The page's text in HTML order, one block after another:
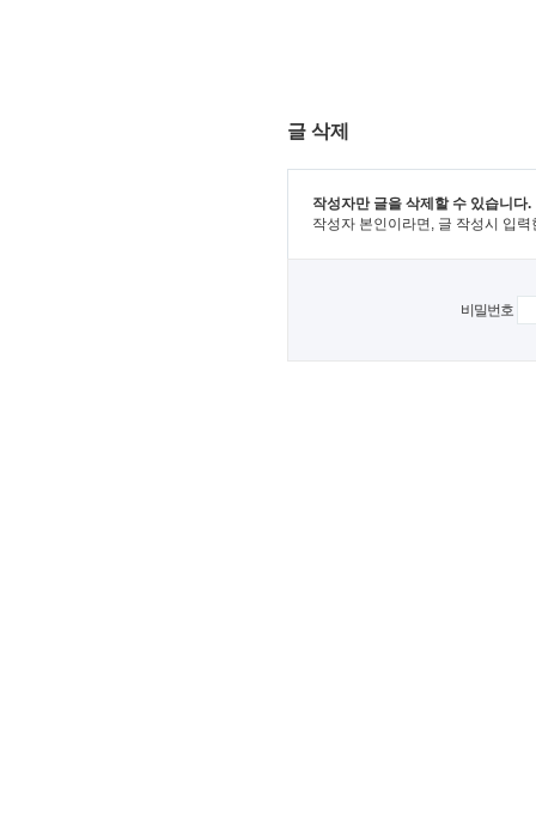
글 삭제
작성자만 글을 삭제할 수 있습니다.
작성자 본인이라면, 글 작성시 입
비밀번호